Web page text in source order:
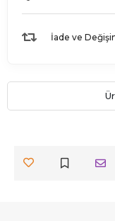
İade ve